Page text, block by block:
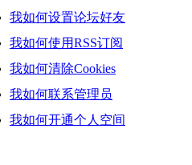
我如何设置论坛好友
我如何使用RSS订阅
我如何清除Cookies
我如何联系管理员
我如何开通个人空间